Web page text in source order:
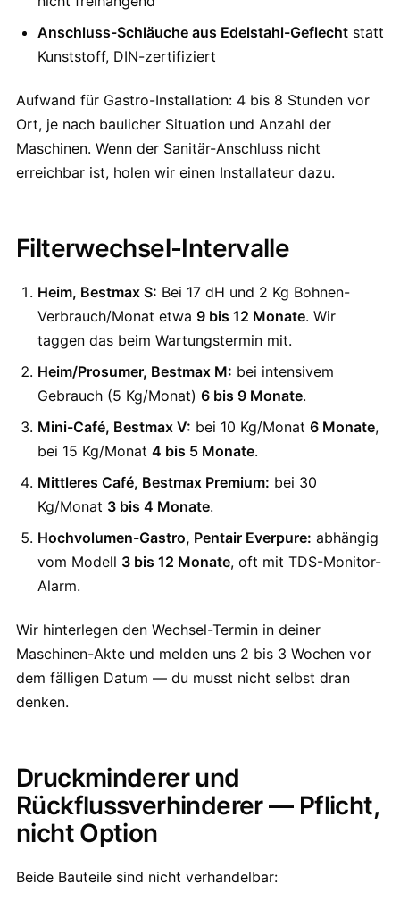
Anschluss-Schläuche aus Edelstahl-Geflecht statt
Kunststoff, DIN-zertifiziert
Aufwand für Gastro-Installation: 4 bis 8 Stunden vor
Ort, je nach baulicher Situation und Anzahl der
Maschinen. Wenn der Sanitär-Anschluss nicht
erreichbar ist, holen wir einen Installateur dazu.
Filterwechsel-Intervalle
Heim, Bestmax S: Bei 17 dH und 2 Kg Bohnen-
Verbrauch/Monat etwa 9 bis 12 Monate. Wir
taggen das beim Wartungstermin mit.
Heim/Prosumer, Bestmax M: bei intensivem
Gebrauch (5 Kg/Monat) 6 bis 9 Monate.
Mini-Café, Bestmax V: bei 10 Kg/Monat 6 Monate,
bei 15 Kg/Monat 4 bis 5 Monate.
Mittleres Café, Bestmax Premium: bei 30
Kg/Monat 3 bis 4 Monate.
Hochvolumen-Gastro, Pentair Everpure: abhängig
vom Modell 3 bis 12 Monate, oft mit TDS-Monitor-
Alarm.
Wir hinterlegen den Wechsel-Termin in deiner
Maschinen-Akte und melden uns 2 bis 3 Wochen vor
dem fälligen Datum — du musst nicht selbst dran
denken.
Druckminderer und
Rückflussverhinderer — Pflicht,
nicht Option
Beide Bauteile sind nicht verhandelbar: